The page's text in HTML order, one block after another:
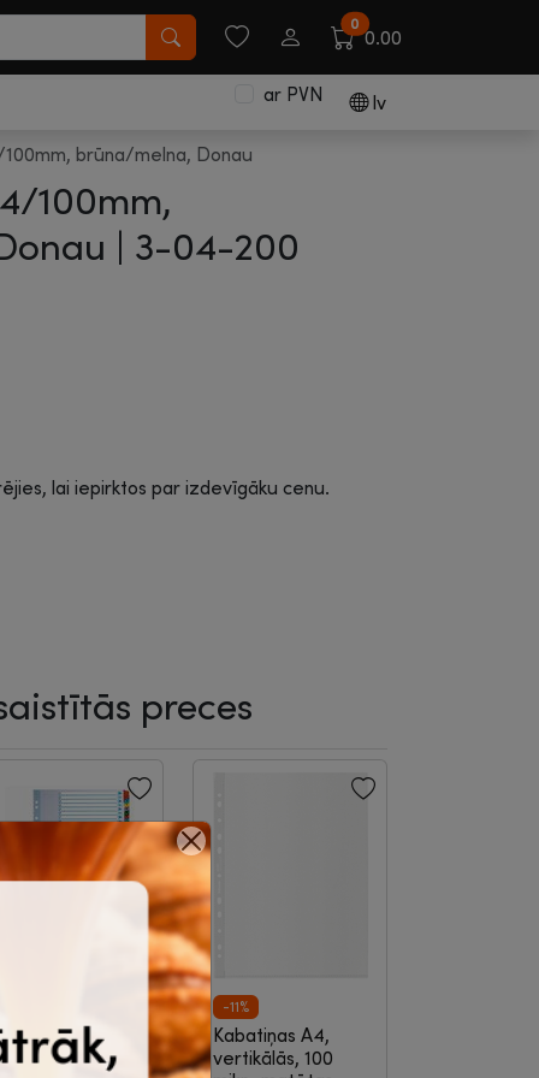
0
0.00
ar PVN lv
brūna/melna, Donau
100mm,
| 3-04-200
lai iepirktos par izdevīgāku cenu.
preces
1-20,
-11%
Kabatiņas A4,
vertikālās, 100